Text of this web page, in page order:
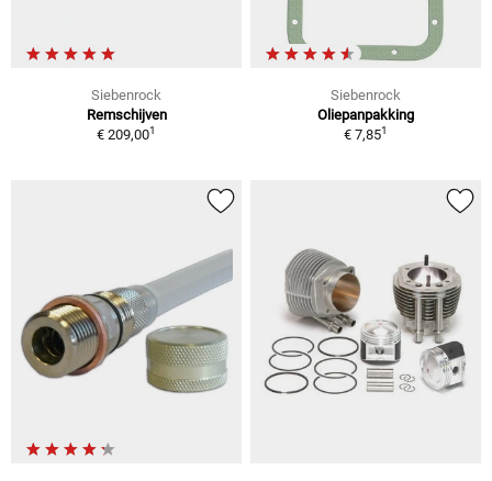
Siebenrock
Remschijven
€ 209,001
Siebenrock
Oliepanpakking
€ 7,851